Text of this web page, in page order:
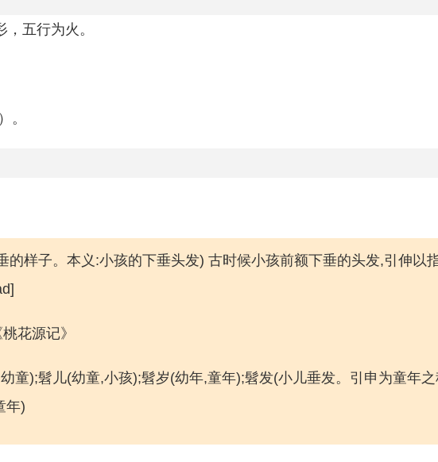
五行为火。
。
的样子。本义:小孩的下垂头发) 古时候小孩前额下垂的头发,引伸以
花源记》
童);髫儿(幼童,小孩);髫岁(幼年,童年);髫发(小儿垂发。引申为童年
年)